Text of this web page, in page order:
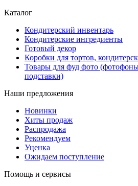
Каталог
Кондитерский инвентарь
Кондитерские ингредиенты
Готовый декор
Коробки для тортов,
Товары для фуд фото
подставки)
Наши предложения
Новинки
Хиты продаж
Распродажа
Рекомендуем
Уценка
Ожидаем поступление
Помощь и сервисы